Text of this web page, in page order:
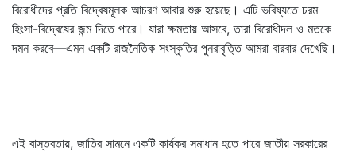
বিরোধীদের প্রতি বিদ্বেষমূলক আচরণ আবার শুরু হয়েছে। এটি ভবিষ্যতে চরম
হিংসা-বিদ্বেষের জন্ম দিতে পারে। যারা ক্ষমতায় আসবে, তারা বিরোধীদল ও মতকে
দমন করবে—এমন একটি রাজনৈতিক সংস্কৃতির পুনরাবৃত্তি আমরা বারবার দেখেছি।
এই বাস্তবতায়, জাতির সামনে একটি কার্যকর সমাধান হতে পারে জাতীয় সরকারের